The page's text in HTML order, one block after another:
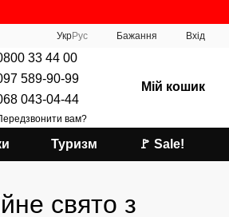
УкрРус Бажання Вхід
33 44 00
589-90-99
043-04-44
вам?
Мій кошик
Туризм 🚩 Sale!
свято з